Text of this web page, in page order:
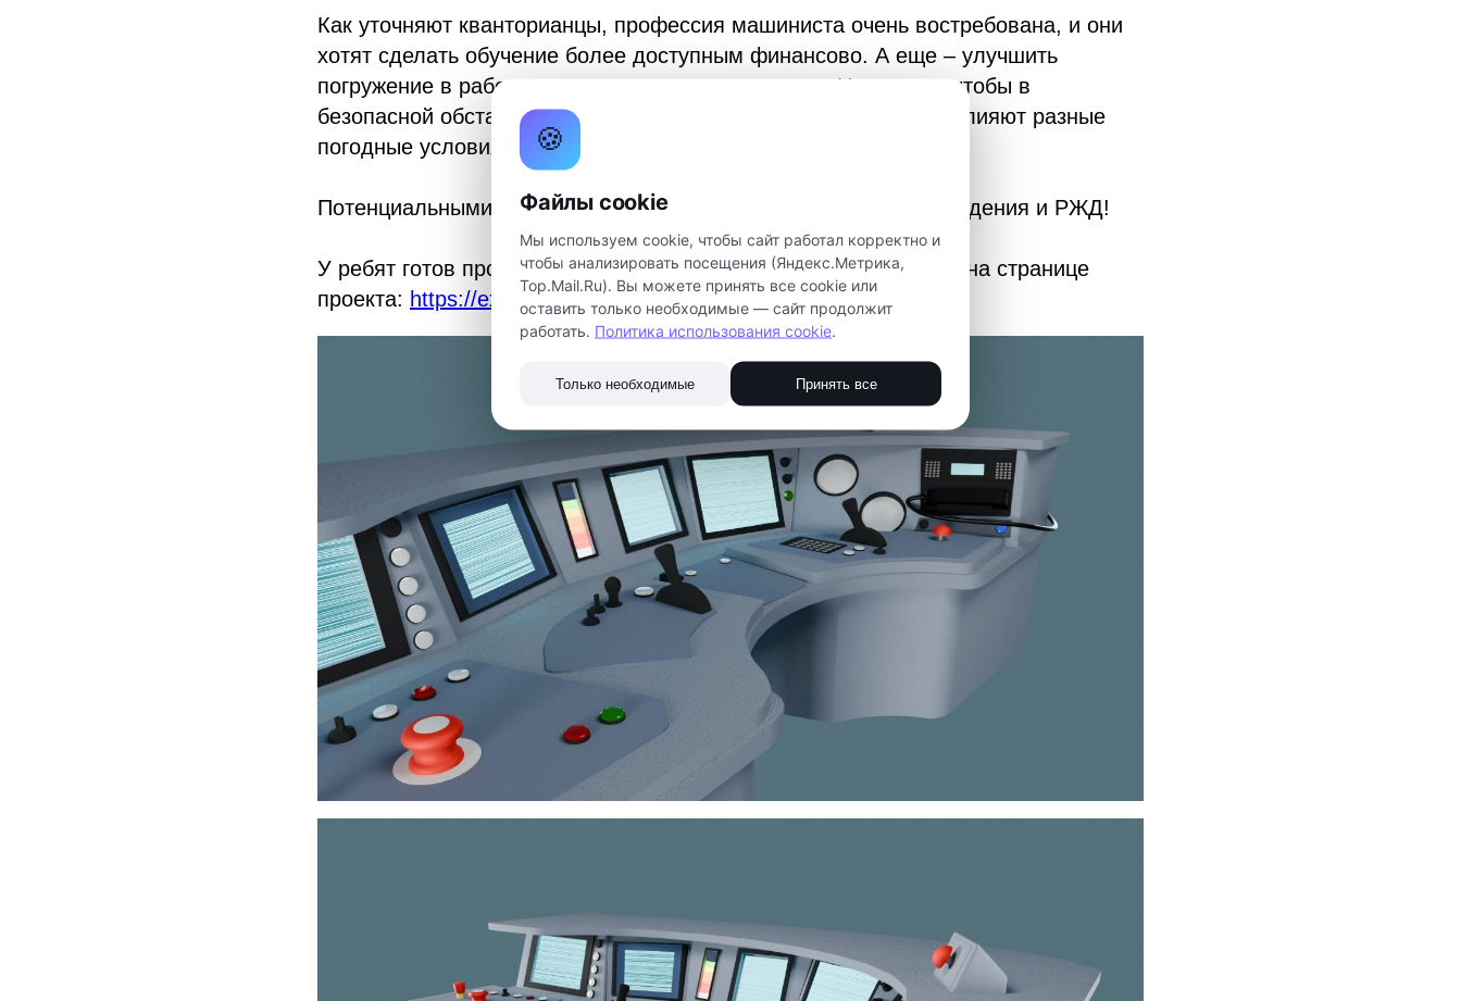
Как уточняют кванторианцы, профессия машиниста очень востребована, и они
хотят сделать обучение более доступным финансово. А еще – улучшить
погружение в работу по управлению транспортом. Например, чтобы в
безопасной обстановке приложения можно было увидеть, как влияют разные
погодные условия.
Потенциальными заказчиками проекта могут быть учебные заведения и РЖД!
У ребят готов прототип симулятора, посмотреть на него можно на странице
проекта: https://expotechjunior.ru/mashinistvr
🍪
Файлы cookie
Мы используем cookie, чтобы сайт работал корректно и
чтобы анализировать посещения (Яндекс.Метрика,
Top.Mail.Ru). Вы можете принять все cookie или
оставить только необходимые — сайт продолжит
работать. Политика использования cookie
Только необходимые Принять все